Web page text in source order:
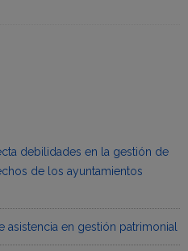
debilidades en la gestión de
de los ayuntamientos
asistencia en gestión patrimonial